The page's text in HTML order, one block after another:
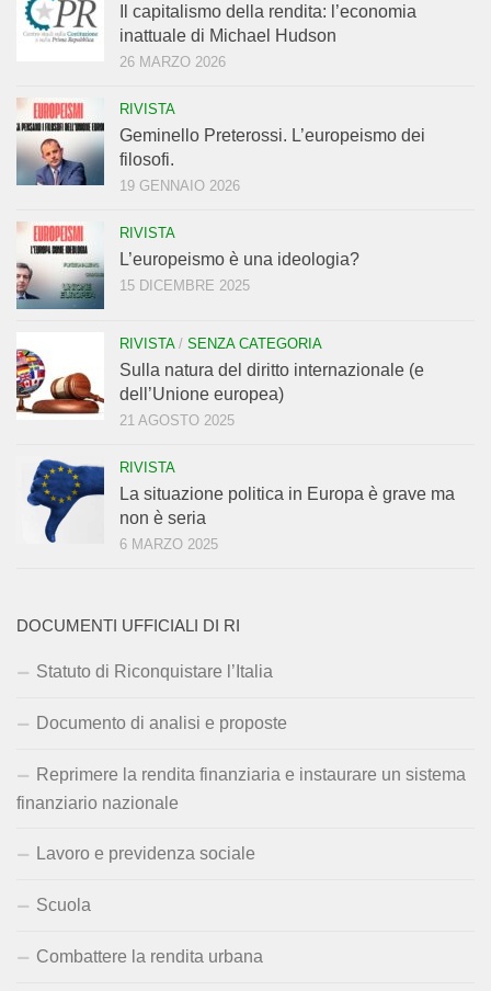
Il capitalismo della rendita: l’economia
inattuale di Michael Hudson
26 MARZO 2026
RIVISTA
Geminello Preterossi. L’europeismo dei
filosofi.
19 GENNAIO 2026
RIVISTA
L’europeismo è una ideologia?
15 DICEMBRE 2025
RIVISTA/ SENZA CATEGORIA
Sulla natura del diritto internazionale (e
dell’Unione europea)
21 AGOSTO 2025
RIVISTA
La situazione politica in Europa è grave ma
non è seria
6 MARZO 2025
DOCUMENTI UFFICIALI DI RI
Statuto di Riconquistare l’Italia
Documento di analisi e proposte
Reprimere la rendita finanziaria e instaurare un sistema
finanziario nazionale
Lavoro e previdenza sociale
Scuola
Combattere la rendita urbana